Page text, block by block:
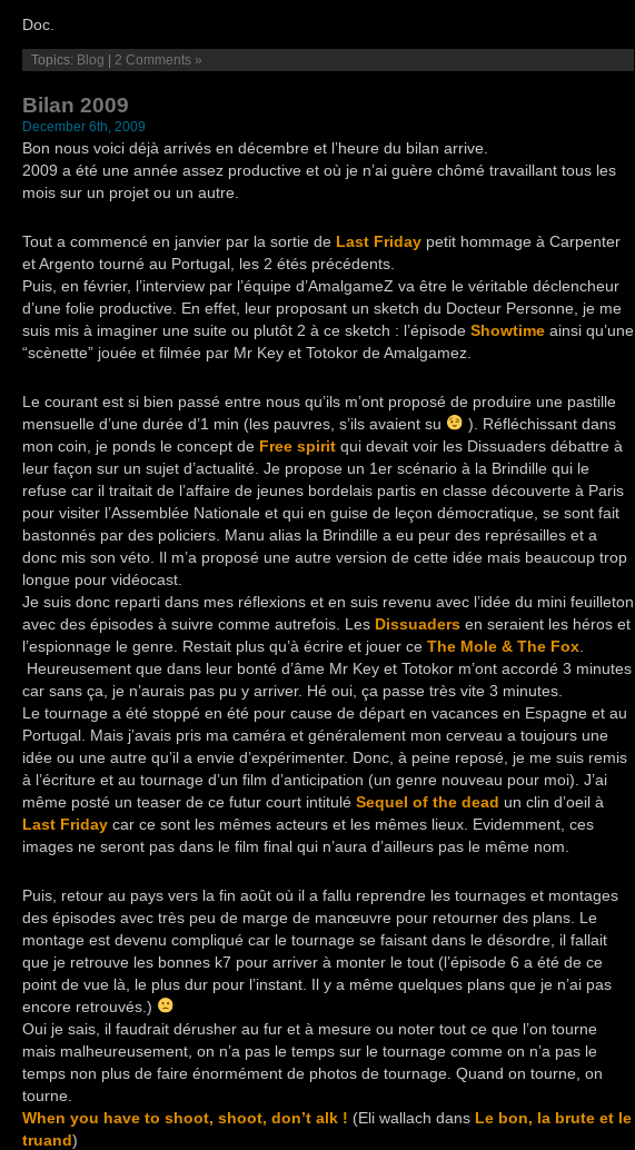
Doc.
Topics: Blog 2 Comments »
Bilan 2009
December 6th, 2009
Bon nous voici déjà arrivés en décembre et l’heure du bilan arrive.
2009 a été une année assez productive et où je n’ai guère chômé travaillant tous les
mois sur un projet ou un autre.
Tout a commencé en janvier par la sortie de Last Friday petit hommage à Carpenter
et Argento tourné au Portugal, les 2 étés précédents.
Puis, en février, l’interview par l’équipe d’AmalgameZ va être le véritable déclencheur
d’une folie productive. En effet, leur proposant un sketch du Docteur Personne, je me
suis mis à imaginer une suite ou plutôt 2 à ce sketch : l’épisode Showtime ainsi qu’une
“scènette” jouée et filmée par Mr Key et Totokor de Amalgamez.
Le courant est si bien passé entre nous qu’ils m’ont proposé de produire une pastille
mensuelle d’une durée d’1 min (les pauvres, s’ils avaient su
). Réfléchissant dans
mon coin, je ponds le concept de Free spirit qui devait voir les Dissuaders débattre à
leur façon sur un sujet d’actualité. Je propose un 1er scénario à la Brindille qui le
refuse car il traitait de l’affaire de jeunes bordelais partis en classe découverte à Paris
pour visiter l’Assemblée Nationale et qui en guise de leçon démocratique, se sont fait
bastonnés par des policiers. Manu alias la Brindille a eu peur des représailles et a
donc mis son véto. Il m’a proposé une autre version de cette idée mais beaucoup trop
longue pour vidéocast.
Je suis donc reparti dans mes réflexions et en suis revenu avec l’idée du mini feuilleton
avec des épisodes à suivre comme autrefois. Les Dissuaders en seraient les héros et
l’espionnage le genre. Restait plus qu’à écrire et jouer ce The Mole & The Fox
Heureusement que dans leur bonté d’âme Mr Key et Totokor m’ont accordé 3 minutes
car sans ça, je n’aurais pas pu y arriver. Hé oui, ça passe très vite 3 minutes.
Le tournage a été stoppé en été pour cause de départ en vacances en Espagne et au
Portugal. Mais j’avais pris ma caméra et généralement mon cerveau a toujours une
idée ou une autre qu’il a envie d’expérimenter. Donc, à peine reposé, je me suis remis
à l’écriture et au tournage d’un film d’anticipation (un genre nouveau pour moi). J’ai
même posté un teaser de ce futur court intitulé Sequel of the dead un clin d’oeil à
Last Friday car ce sont les mêmes acteurs et les mêmes lieux. Evidemment, ces
images ne seront pas dans le film final qui n’aura d’ailleurs pas le même nom.
Puis, retour au pays vers la fin août où il a fallu reprendre les tournages et montages
des épisodes avec très peu de marge de manœuvre pour retourner des plans. Le
montage est devenu compliqué car le tournage se faisant dans le désordre, il fallait
que je retrouve les bonnes k7 pour arriver à monter le tout (l’épisode 6 a été de ce
point de vue là, le plus dur pour l’instant. Il y a même quelques plans que je n’ai pas
encore retrouvés.)
Oui je sais, il faudrait dérusher au fur et à mesure ou noter tout ce que l’on tourne
mais malheureusement, on n’a pas le temps sur le tournage comme on n’a pas le
temps non plus de faire énormément de photos de tournage. Quand on tourne, on
tourne.
When you have to shoot, shoot, don’t alk ! (Eli wallach dans Le bon, la brute et le
truand)